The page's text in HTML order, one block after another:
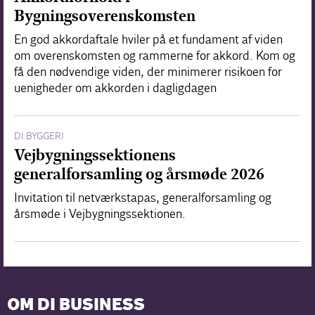
Bygningsoverenskomsten
En god akkordaftale hviler på et fundament af viden
om overenskomsten og rammerne for akkord. Kom og
få den nødvendige viden, der minimerer risikoen for
uenigheder om akkorden i dagligdagen
DI BYGGERI
Vejbygningssektionens
generalforsamling og årsmøde 2026
Invitation til netværkstapas, generalforsamling og
årsmøde i Vejbygningssektionen.
OM DI BUSINESS